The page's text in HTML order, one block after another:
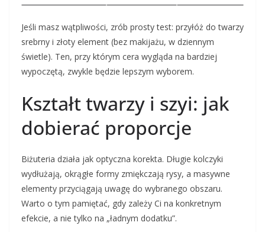
Jeśli masz wątpliwości, zrób prosty test: przyłóż do twarzy
srebrny i złoty element (bez makijażu, w dziennym
świetle). Ten, przy którym cera wygląda na bardziej
wypoczętą, zwykle będzie lepszym wyborem.
Kształt twarzy i szyi: jak
dobierać proporcje
Biżuteria działa jak optyczna korekta. Długie kolczyki
wydłużają, okrągłe formy zmiękczają rysy, a masywne
elementy przyciągają uwagę do wybranego obszaru.
Warto o tym pamiętać, gdy zależy Ci na konkretnym
efekcie, a nie tylko na „ładnym dodatku”.